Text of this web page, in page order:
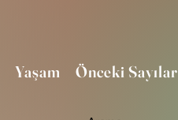
Yaşam Önceki Sayılar